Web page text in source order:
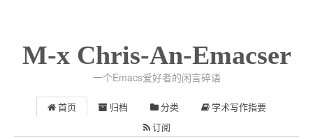
M-x Chris-An-Emacser
一个Emacs爱好者的闲言碎语
首页 归档 分类 学术写作指要
订阅